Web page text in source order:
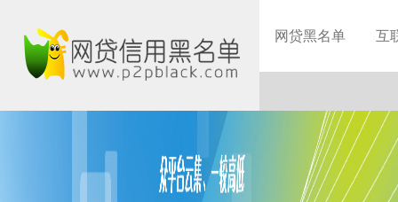
网贷黑名单 互